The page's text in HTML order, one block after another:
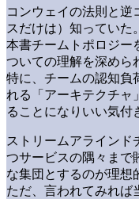
コンウェイの法則と逆
スだけは）知っていた。
本書チームトポロジー
ついての理解を深めら
特に、チームの認知負
れる「アーキテクチャ
ることになりいい気付
ストリームアラインド
つサービスの隅々まで
な集団とするのが理想
ただ、言われてみれば